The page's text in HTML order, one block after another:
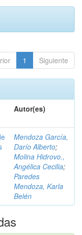
1 Siguiente
Autor(es)
Mendoza García,
Darío Alberto;
Molina Hidrovo.,
Angélica Cecilia;
Paredes
Mendoza, Karla
Belén